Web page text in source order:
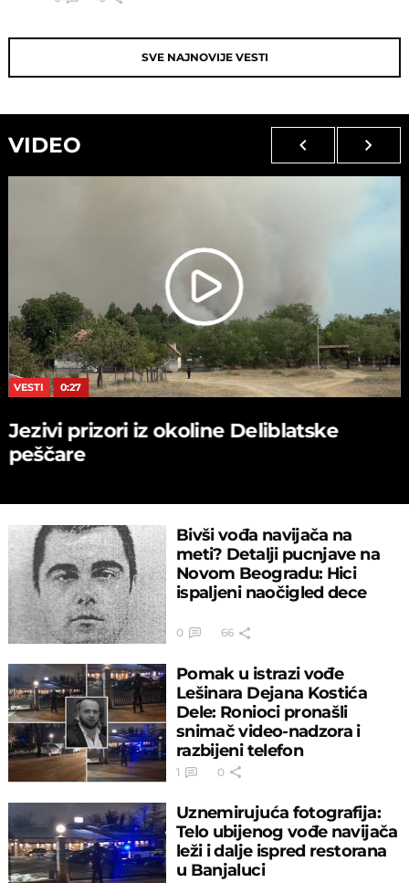
SVE NAJNOVIJE VESTI
VIDEO
VESTI 0:27
Jezivi prizori iz okoline Deliblatske
peščare
Bivši vođa navijača na
meti? Detalji pucnjave na
Novom Beogradu: Hici
ispaljeni naočigled dece
0 66
Pomak u istrazi vođe
Lešinara Dejana Kostića
Dele: Ronioci pronašli
snimač video-nadzora i
razbijeni telefon
1 0
Uznemirujuća fotografija:
Telo ubijenog vođe navijača
leži i dalje ispred restorana
u Banjaluci